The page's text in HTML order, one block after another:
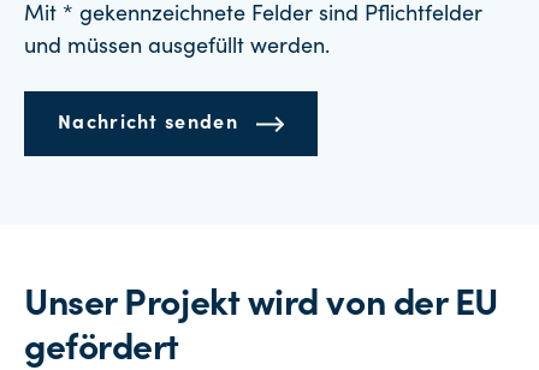
Mit * gekennzeichnete Felder sind Pflichtfelder
und müssen ausgefüllt werden.
Nachricht senden
Unser Projekt wird von der EU
gefördert